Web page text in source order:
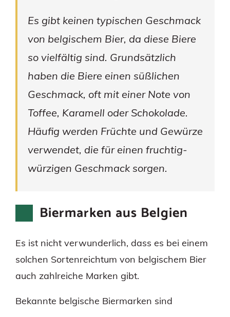
Es gibt keinen typischen Geschmack
von belgischem Bier, da diese Biere
so vielfältig sind. Grundsätzlich
haben die Biere einen süßlichen
Geschmack, oft mit einer Note von
Toffee, Karamell oder Schokolade.
Häufig werden Früchte und Gewürze
verwendet, die für einen fruchtig-
würzigen Geschmack sorgen.
Biermarken aus Belgien
Es ist nicht verwunderlich, dass es bei einem
solchen Sortenreichtum von belgischem Bier
auch zahlreiche Marken gibt.
Bekannte belgische Biermarken sind